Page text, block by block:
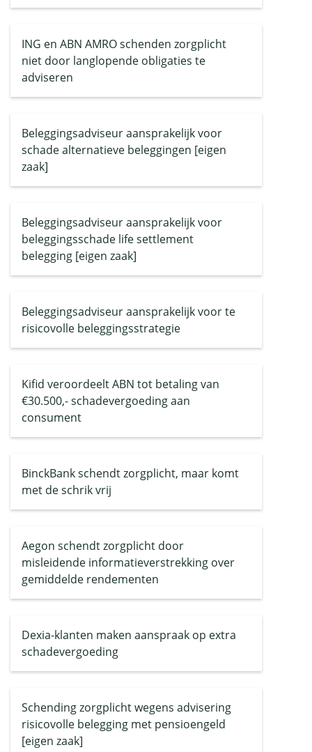
ING en ABN AMRO schenden zorgplicht
niet door langlopende obligaties te
adviseren
Beleggingsadviseur aansprakelijk voor
schade alternatieve beleggingen [eigen
zaak]
Beleggingsadviseur aansprakelijk voor
beleggingsschade life settlement
belegging [eigen zaak]
Beleggingsadviseur aansprakelijk voor te
risicovolle beleggingsstrategie
Kifid veroordeelt ABN tot betaling van
€30.500,- schadevergoeding aan
consument
BinckBank schendt zorgplicht, maar komt
met de schrik vrij
Aegon schendt zorgplicht door
misleidende informatieverstrekking over
gemiddelde rendementen
Dexia-klanten maken aanspraak op extra
schadevergoeding
Schending zorgplicht wegens advisering
risicovolle belegging met pensioengeld
[eigen zaak]